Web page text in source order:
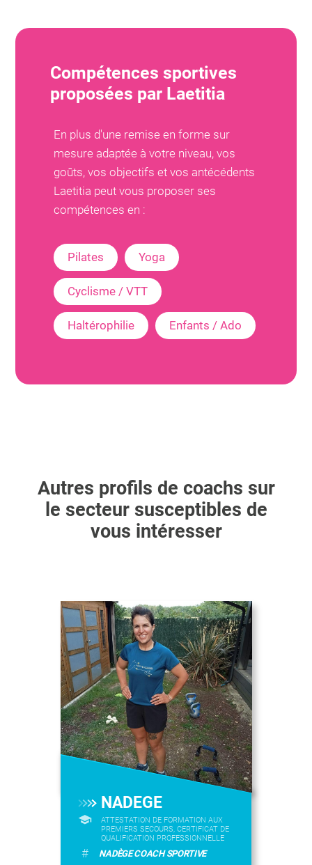
Compétences sportives
proposées par Laetitia
En plus d'une remise en forme sur
mesure adaptée à votre niveau, vos
goûts, vos objectifs et vos antécédents
Laetitia peut vous proposer ses
compétences en :
Pilates Yoga
Cyclisme / VTT
Haltérophilie Enfants / Ado
Autres profils de coachs sur
le secteur susceptibles de
vous intéresser
NADEGE
ATTESTATION DE FORMATION AUX
PREMIERS SECOURS, CERTIFICAT DE
QUALIFICATION PROFESSIONNELLE
# NADÈGE COACH SPORTIVE